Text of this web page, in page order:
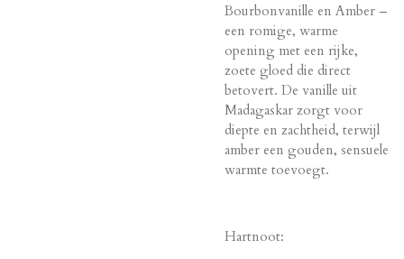
Bourbonvanille en Amber –
een romige, warme
opening met een rijke,
zoete gloed die direct
betovert. De vanille uit
Madagaskar zorgt voor
diepte en zachtheid, terwijl
amber een gouden, sensuele
warmte toevoegt.
Hartnoot: